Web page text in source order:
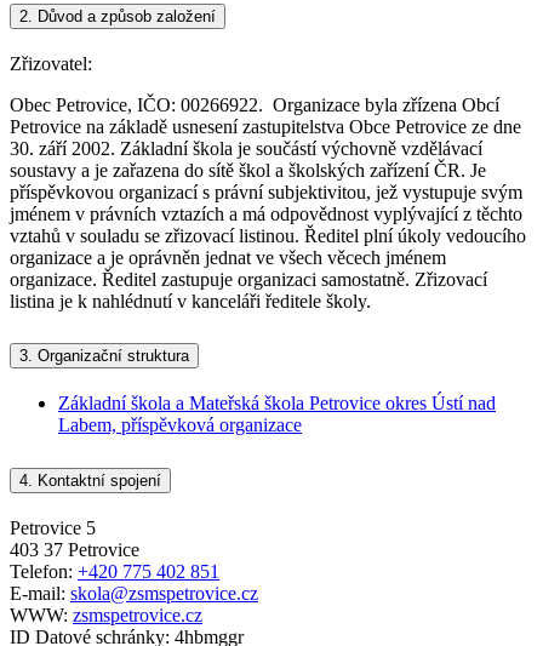
2. Důvod a způsob založení
Zřizovatel:
Obec Petrovice, IČO: 00266922. Organizace byla zřízena Obcí
Petrovice na základě usnesení zastupitelstva Obce Petrovice ze dne
30. září 2002. Základní škola je součástí výchovně vzdělávací
soustavy a je zařazena do sítě škol a školských zařízení ČR. Je
příspěvkovou organizací s právní subjektivitou, jež vystupuje svým
jménem v právních vztazích a má odpovědnost vyplývající z těchto
vztahů v souladu se zřizovací listinou. Ředitel plní úkoly vedoucího
organizace a je oprávněn jednat ve všech věcech jménem
organizace. Ředitel zastupuje organizaci samostatně. Zřizovací
listina je k nahlédnutí v kanceláři ředitele školy.
3. Organizační struktura
Základní škola a Mateřská škola Petrovice okres Ústí nad
Labem, příspěvková organizace
4. Kontaktní spojení
Petrovice 5
403 37 Petrovice
Telefon: +420 775 402 851
E-mail: skola@zsmspetrovice.cz
WWW: zsmspetrovice.cz
ID Datové schránky: 4hbmggr